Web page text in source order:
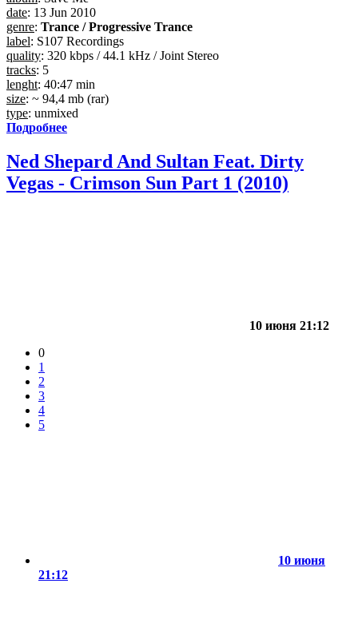
date: 13 Jun 2010
genre: Trance / Progressive Trance
label: S107 Recordings
quality: 320 kbps / 44.1 kHz / Joint Stereo
tracks: 5
lenght: 40:47 min
size: ~ 94,4 mb (rar)
type: unmixed
Подробнее
Ned Shepard And Sultan Feat. Dirty
Vegas - Crimson Sun Part 1 (2010)
10 июня 21:12
0
1
2
3
4
5
10 июня
21:12